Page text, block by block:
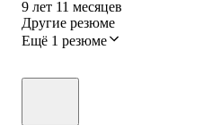
9 лет 11 месяцев
Другие резюме
Ещё 1 резюме